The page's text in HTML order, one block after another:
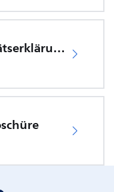
EU-Konformitätserklärung